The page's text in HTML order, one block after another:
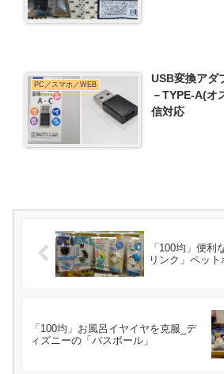
PC／スマホ／WEB
USB変換アダ
－TYPE-A(オ
信対応
「100均」便利
リンク」ペッ
「100均」お風呂イヤイヤを克服_デ
ィズニーの「バスボール」